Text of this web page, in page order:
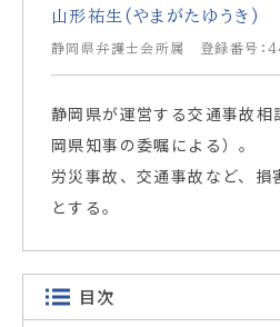
山形祐生(やまがたゆうき)
静岡県弁護士会所属 登録番号：
静岡県が運営する交通事故
岡県知事の委嘱による）。
労災事故、交通事故など、損
とする。
目次